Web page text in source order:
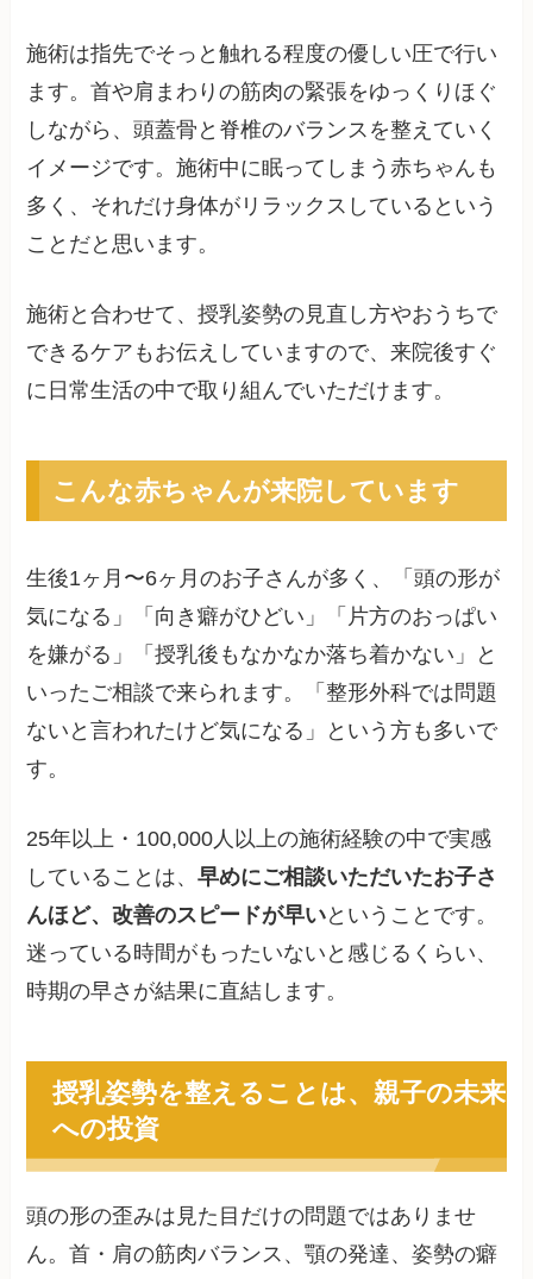
施術は指先でそっと触れる程度の優しい圧で行い
ます。首や肩まわりの筋肉の緊張をゆっくりほぐ
しながら、頭蓋骨と脊椎のバランスを整えていく
イメージです。施術中に眠ってしまう赤ちゃんも
多く、それだけ身体がリラックスしているという
ことだと思います。
施術と合わせて、授乳姿勢の見直し方やおうちで
できるケアもお伝えしていますので、来院後すぐ
に日常生活の中で取り組んでいただけます。
こんな赤ちゃんが来院しています
生後1ヶ月〜6ヶ月のお子さんが多く、「頭の形が
気になる」「向き癖がひどい」「片方のおっぱい
を嫌がる」「授乳後もなかなか落ち着かない」と
いったご相談で来られます。「整形外科では問題
ないと言われたけど気になる」という方も多いで
す。
25年以上・100,000人以上の施術経験の中で実感
していることは、早めにご相談いただいたお子さ
んほど、改善のスピードが早いということです。
迷っている時間がもったいないと感じるくらい、
時期の早さが結果に直結します。
授乳姿勢を整えることは、親子の未来
への投資
頭の形の歪みは見た目だけの問題ではありませ
ん。首・肩の筋肉バランス、顎の発達、姿勢の癖